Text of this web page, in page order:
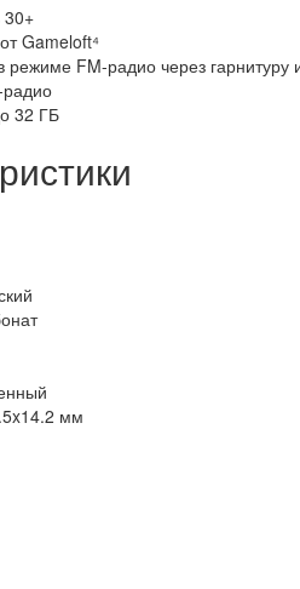
Gameloft⁴
режиме FM-радио через
32 ГБ
мм